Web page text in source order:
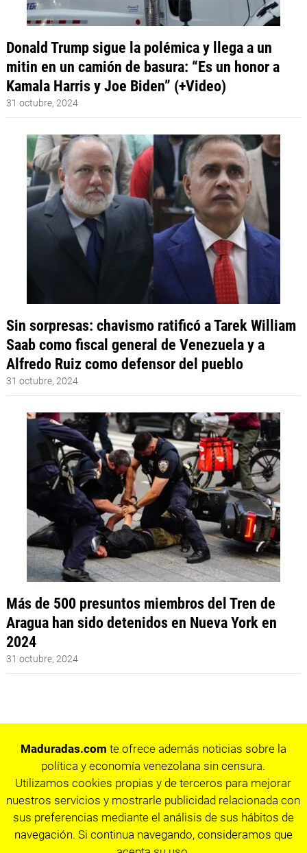
Donald Trump sigue la polémica y llega a un
mitin en un camión de basura: “Es un honor a
Kamala Harris y Joe Biden” (+Video)
31 octubre, 2024
Sin sorpresas: chavismo ratificó a Tarek William
Saab como fiscal general de Venezuela y a
Alfredo Ruiz como defensor del pueblo
31 octubre, 2024
Más de 500 presuntos miembros del Tren de
Aragua han sido detenidos en Nueva York en
2024
31 octubre, 2024
Maduradas.com te ofrece además noticias sobre la
política y economía venezolana sin censura.
Utilizamos cookies propias y de terceros para mejorar
nuestros servicios y mostrarle publicidad relacionada con
sus preferencias mediante el análisis de sus hábitos de
navegación. Si continua navegando, consideramos que